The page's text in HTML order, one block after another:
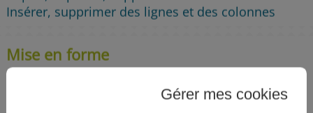
Insérer, supprimer des lignes et des colonnes
Mise en forme
La mise en forme des caractères (police, taille,
Gérer mes cookies